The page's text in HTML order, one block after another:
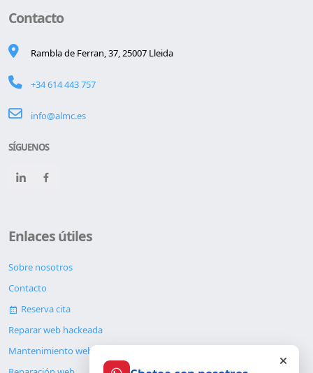
Contacto
Rambla de Ferran, 37, 25007 Lleida
+34 614 443 757
info@almc.es
SÍGUENOS
Enlaces útiles
Sobre nosotros
Contacto
Reserva cita
Reparar web hackeada
Mantenimiento web